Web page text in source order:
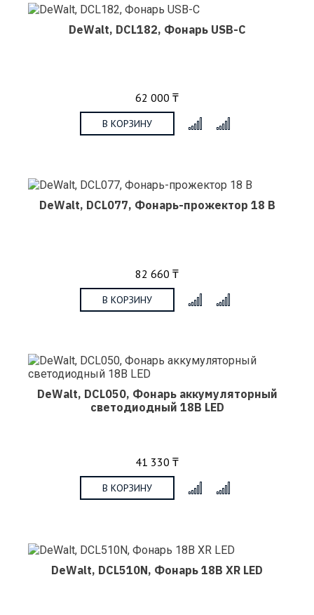
DeWalt, DCL182, Фонарь USB-C
62 000 ₸
В КОРЗИНУ
DeWalt, DCL077, Фонарь-прожектор 18 В
82 660 ₸
В КОРЗИНУ
DeWalt, DCL050, Фонарь аккумуляторный
светодиодный 18В LED
41 330 ₸
В КОРЗИНУ
DeWalt, DCL510N, Фонарь 18В XR LED